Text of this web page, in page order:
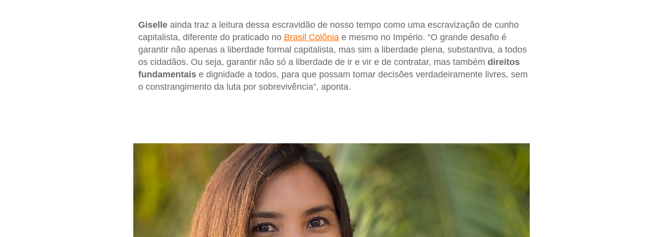
Giselleainda traz a leitura dessa escravidão de nosso tempo como uma escravização de cunho
capitalista, diferente do praticado no Brasil Colôniae mesmo no Império. “O grande desafio é
garantir não apenas a liberdade formal capitalista, mas sim a liberdade plena, substantiva, a todos
os cidadãos. Ou seja, garantir não só a liberdade de ir e vir e de contratar, mas também direitos
fundamentaise dignidade a todos, para que possam tomar decisões verdadeiramente livres, sem
o constrangimento da luta por sobrevivência”, aponta.